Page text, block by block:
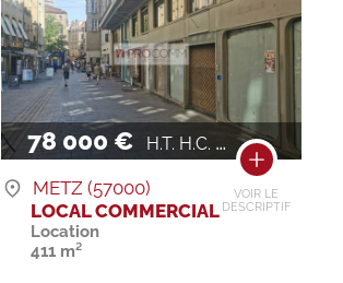
78 000 € H.T. H.C. / AN
VOIR LE
DESCRIPTIF
METZ (57000)
LOCAL COMMERCIAL
Location
411 m²